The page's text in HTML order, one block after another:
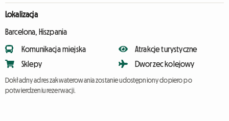
Lokalizacja
Barcelona, Hiszpania
Komunikacja miejska
Sklepy
Atrakcje turystyczne
Dworzec kolejowy
Dokładny adres zakwaterowania zostanie udostępniony dopiero po
potwierdzeniu rezerwacji.